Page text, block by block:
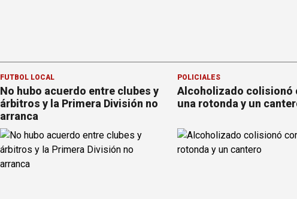
FÚTBOL LOCAL
No hubo acuerdo entre clubes y
árbitros y la Primera División no
arranca
POLICIALES
Alcoholizado colisionó
una rotonda y un